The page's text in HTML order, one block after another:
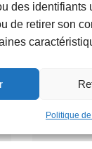
des identifiants
de retirer son
Politique